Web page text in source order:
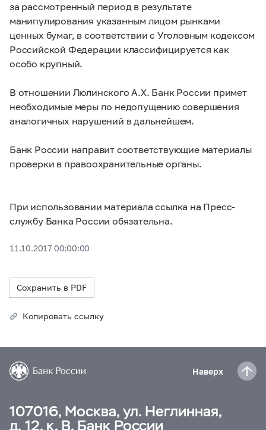
за рассмотренный период в результате
манипулирования указанным лицом рынками
ценных бумаг, в соответствии с Уголовным кодексом
Российской Федерации классифицируется как
особо крупный.
В отношении Люлинского А.Х. Банк России примет
необходимые меры по недопущению совершения
аналогичных нарушений в дальнейшем.
Банк России направит соответствующие материалы
проверки в правоохранительные органы.
При использовании материала ссылка на Пресс-
службу Банка России обязательна.
11.10.2017 00:00:00
Сохранить в PDF
Копировать ссылку
Наверх
107016, Москва, ул. Неглинная,
д. 12, к. В, Банк России